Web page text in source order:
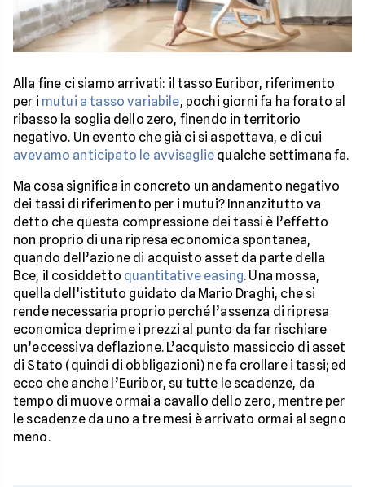
Alla fine ci siamo arrivati: il tasso Euribor, riferimento
per i mutui a tasso variabile, pochi giorni fa ha forato al
ribasso la soglia dello zero, finendo in territorio
negativo. Un evento che già ci si aspettava, e di cui
avevamo anticipato le avvisaglie qualche settimana fa.
Ma cosa significa in concreto un andamento negativo
dei tassi di riferimento per i mutui? Innanzitutto va
detto che questa compressione dei tassi è l’effetto
non proprio di una ripresa economica spontanea,
quando dell’azione di acquisto asset da parte della
Bce, il cosiddetto quantitative easing. Una mossa,
quella dell’istituto guidato da Mario Draghi, che si
rende necessaria proprio perché l’assenza di ripresa
economica deprime i prezzi al punto da far rischiare
un’eccessiva deflazione. L’acquisto massiccio di asset
di Stato (quindi di obbligazioni) ne fa crollare i tassi; ed
ecco che anche l’Euribor, su tutte le scadenze, da
tempo di muove ormai a cavallo dello zero, mentre per
le scadenze da uno a tre mesi è arrivato ormai al segno
meno.